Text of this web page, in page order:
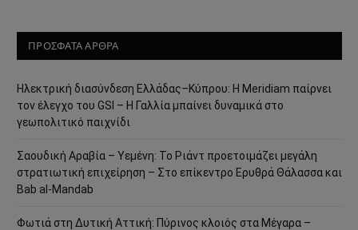
ΠΡΟΣΦΑΤΑ ΑΡΘΡΑ
Ηλεκτρική διασύνδεση Ελλάδας–Κύπρου: Η Meridiam παίρνει
τον έλεγχο του GSI – Η Γαλλία μπαίνει δυναμικά στο
γεωπολιτικό παιχνίδι
Σαουδική Αραβία – Υεμένη: Το Ριάντ προετοιμάζει μεγάλη
στρατιωτική επιχείρηση – Στο επίκεντρο Ερυθρά Θάλασσα και
Bab al-Mandab
Φωτιά στη Δυτική Αττική: Πύρινος κλοιός στα Μέγαρα –